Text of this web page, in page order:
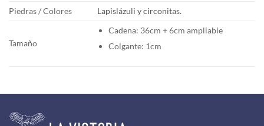
Piedras / Colores
Lapislázuli y circonitas.
Tamaño
Cadena: 36cm + 6cm ampliable
Colgante: 1cm